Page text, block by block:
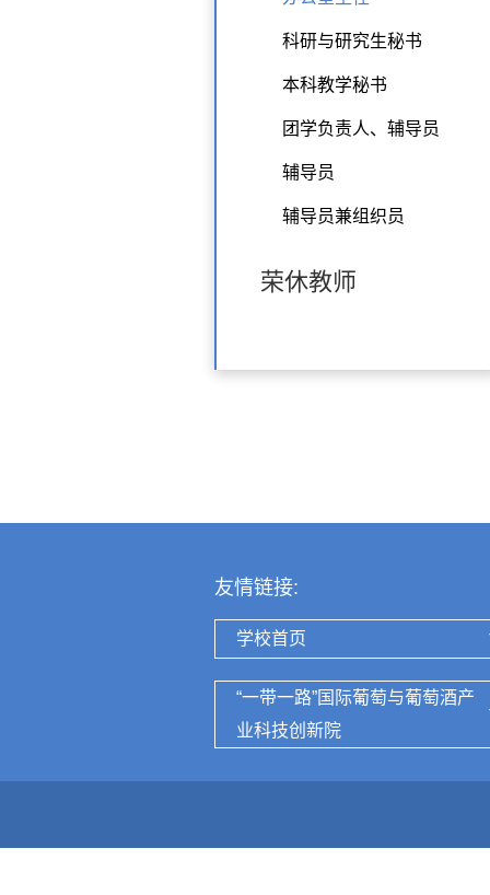
科研与研究生秘书
本科教学秘书
团学负责人、辅导员
辅导员
辅导员兼组织员
荣休教师
友情链接:
学校首页
“一带一路”国际葡萄与葡萄酒产
业科技创新院